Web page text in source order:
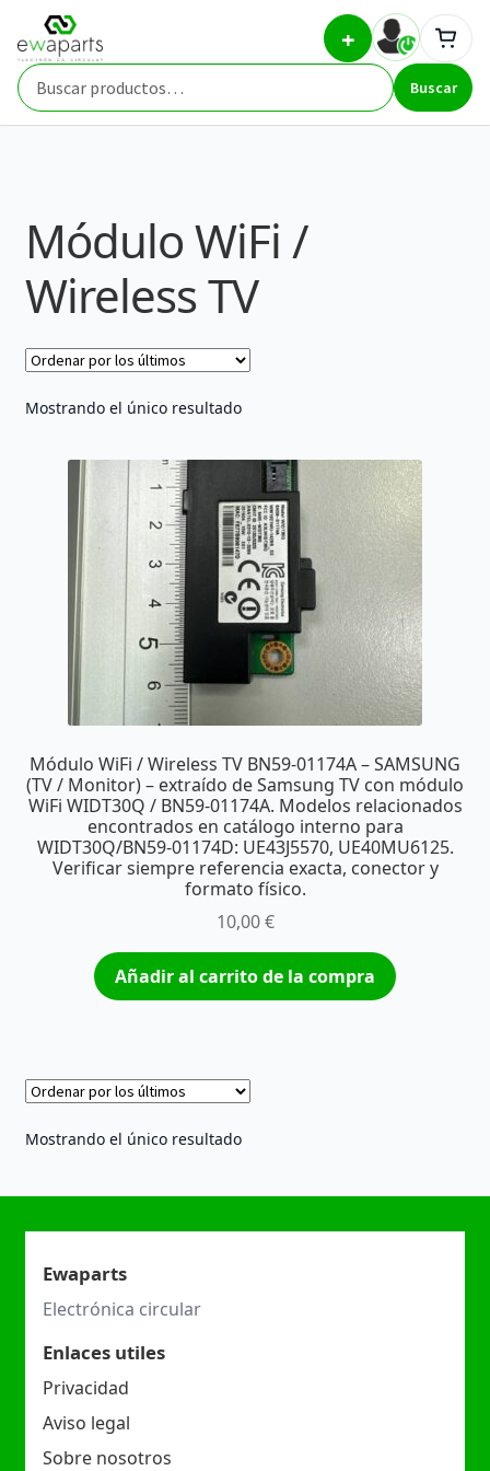
navegación
contenido
Buscar
por:
Buscar
+
Inicio Módulo WiFi / Wireless TV
Módulo WiFi /
Wireless TV
Mostrando el único resultado
Módulo WiFi / Wireless TV BN59-01174A – SAMSUNG
(TV / Monitor) – extraído de Samsung TV con módulo
WiFi WIDT30Q / BN59-01174A. Modelos relacionados
encontrados en catálogo interno para
WIDT30Q/BN59-01174D: UE43J5570, UE40MU6125.
Verificar siempre referencia exacta, conector y
formato físico.
10,00€
Añadir al carrito de la compra
Mostrando el único resultado
Ewaparts
Electrónica circular
Enlaces utiles
Privacidad
Aviso legal
Sobre nosotros